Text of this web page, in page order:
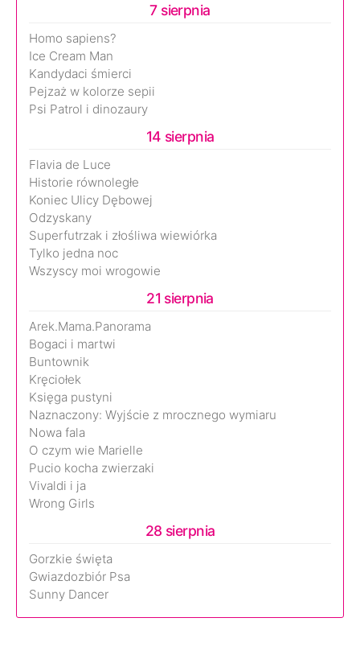
7 sierpnia
Homo sapiens?
Ice Cream Man
Kandydaci śmierci
Pejzaż w kolorze sepii
Psi Patrol i dinozaury
14 sierpnia
Flavia de Luce
Historie równoległe
Koniec Ulicy Dębowej
Odzyskany
Superfutrzak i złośliwa wiewiórka
Tylko jedna noc
Wszyscy moi wrogowie
21 sierpnia
Arek.Mama.Panorama
Bogaci i martwi
Buntownik
Kręciołek
Księga pustyni
Naznaczony: Wyjście z mrocznego wymiaru
Nowa fala
O czym wie Marielle
Pucio kocha zwierzaki
Vivaldi i ja
Wrong Girls
28 sierpnia
Gorzkie święta
Gwiazdozbiór Psa
Sunny Dancer